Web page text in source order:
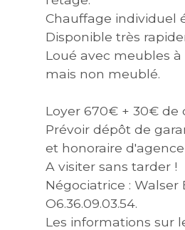
Chauffage individuel
Disponible très
Loué avec meubles à
mais non meublé.
Loyer 670€ + 30€ de
Prévoir dépôt de
et honoraire
A visiter sans tarder !
Négociatrice : Walser
O6.36.09.03.54.
Les informations sur